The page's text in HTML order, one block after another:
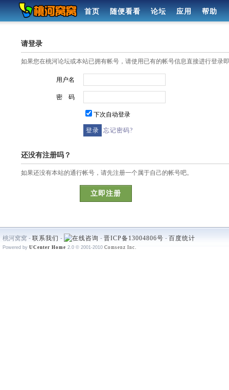
首页 随便看看 论坛 应用 帮助
请登录
如果您在桃河论坛或本站已拥有帐号，请使用已有的帐号信息直接进行登录
用户名
密 码
下次自动登录
忘记密码?
还没有注册吗？
如果还没有本站的通行帐号，请先注册一个属于自己的帐号吧。
立即注册
桃河窝窝 - 联系我们 - - 晋ICP备13004806号 - 百度统计
Powered by UCenter Home 2.0 © 2001-2010 Comsenz Inc.